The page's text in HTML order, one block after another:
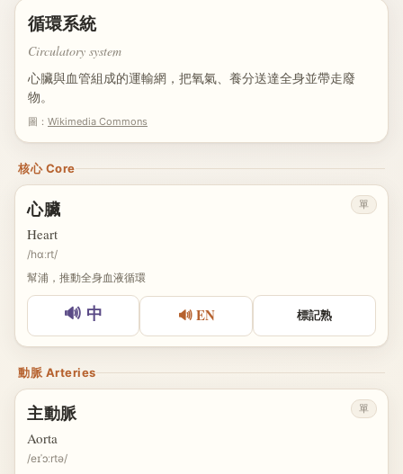
循環系統
Circulatory system
心臟與血管組成的運輸網，把氧氣、養分送達全身並帶走廢
物。
圖： Wikimedia Commons
核心 Core
單
心臟
Heart
/hɑːrt/
幫浦，推動全身血液循環
🔊 中 🔊 EN 標記熟
動脈 Arteries
單
主動脈
Aorta
/eɪˈɔːrtə/